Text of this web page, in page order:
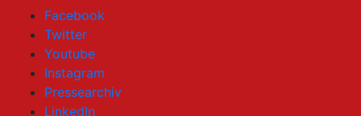
Facebook
Twitter
Youtube
Instagram
Pressearchiv
LinkedIn